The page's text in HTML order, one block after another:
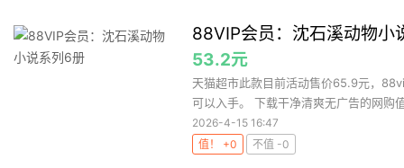
88VIP会员：沈石溪动物小
53.2元
天猫超市此款目前活动售价65.9元，
可以入手。 下载干净清爽无广告的网购
2026-4-15 16:47
值！ +0
不值 -0